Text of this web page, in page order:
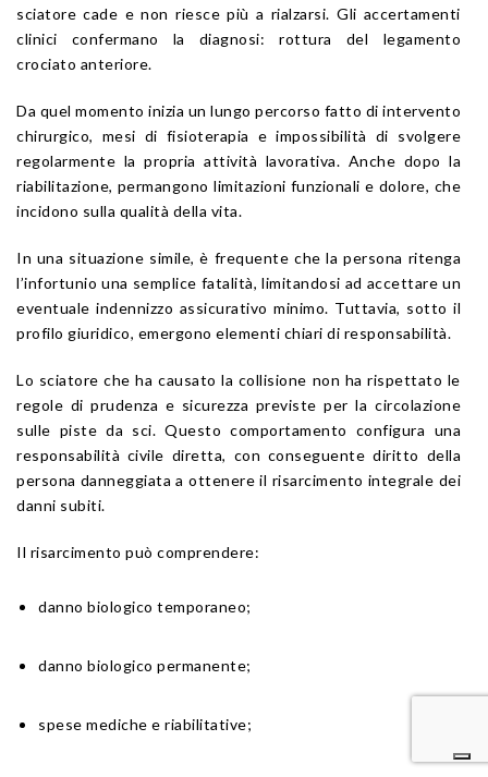
sciatore cade e non riesce più a rialzarsi. Gli accertamenti
clinici confermano la diagnosi: rottura del legamento
crociato anteriore.
Da quel momento inizia un lungo percorso fatto di intervento
chirurgico, mesi di fisioterapia e impossibilità di svolgere
regolarmente la propria attività lavorativa. Anche dopo la
riabilitazione, permangono limitazioni funzionali e dolore, che
incidono sulla qualità della vita.
In una situazione simile, è frequente che la persona ritenga
l’infortunio una semplice fatalità, limitandosi ad accettare un
eventuale indennizzo assicurativo minimo. Tuttavia, sotto il
profilo giuridico, emergono elementi chiari di responsabilità.
Lo sciatore che ha causato la collisione non ha rispettato le
regole di prudenza e sicurezza previste per la circolazione
sulle piste da sci. Questo comportamento configura una
responsabilità civile diretta, con conseguente diritto della
persona danneggiata a ottenere il risarcimento integrale dei
danni subiti.
Il risarcimento può comprendere:
danno biologico temporaneo;
danno biologico permanente;
spese mediche e riabilitative;